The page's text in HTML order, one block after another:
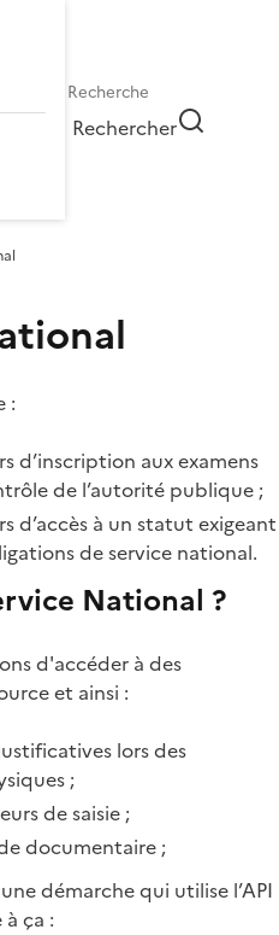
Rechercher
:
d’inscription aux examens
de l’autorité publique ;
d’accès à un statut exigeant
de service national.
National ?
d'accéder à des
et ainsi :
lors des
;
de saisie ;
documentaire ;
démarche qui utilise l’API
ça :